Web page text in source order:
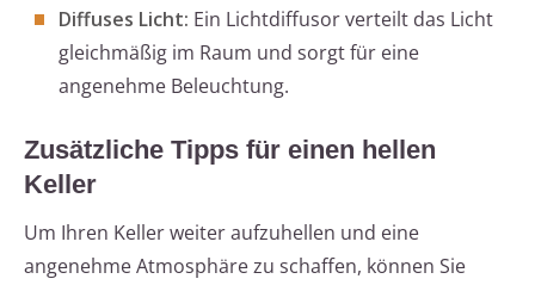
Diffuses Licht: Ein Lichtdiffusor verteilt das Licht
gleichmäßig im Raum und sorgt für eine
angenehme Beleuchtung.
Zusätzliche Tipps für einen hellen
Keller
Um Ihren Keller weiter aufzuhellen und eine
angenehme Atmosphäre zu schaffen, können Sie